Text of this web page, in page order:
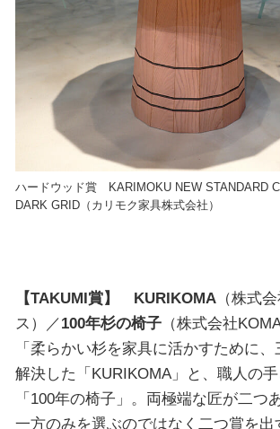
ハードウッド賞 KARIMOKU NEW STANDARD
DARK GRID（カリモク家具株式会社）
【TAKUMI賞】 KURIKOMA（株式
ス）／100年杉の椅子（株式会社KOMA
「柔らかい杉を家具に活かすために
解決した「KURIKOMA」と、職人の
「100年の椅子」。両極端な匠が二つ
一方のみを選ぶのではなく二つ賞を出